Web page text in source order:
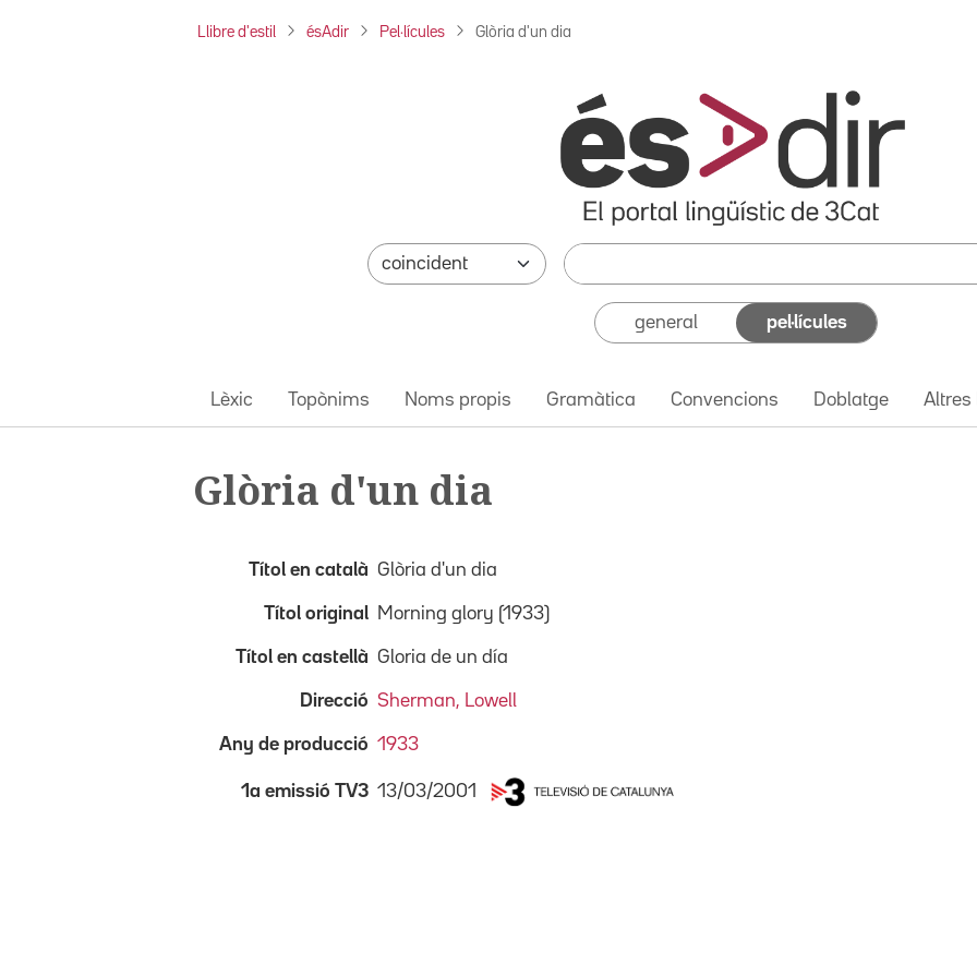
Llibre d'estil ésAdir Pel·lícules Glòria d'un dia
general pel·lícules
Lèxic Topònims Noms propis Gramàtica Convencions Doblatge Altres
Glòria d'un dia
Títol en català Glòria d'un dia
Títol original Morning glory (1933)
Títol en castellà Gloria de un día
Direcció Sherman, Lowell
Any de producció 1933
1a emissió TV3 13/03/2001